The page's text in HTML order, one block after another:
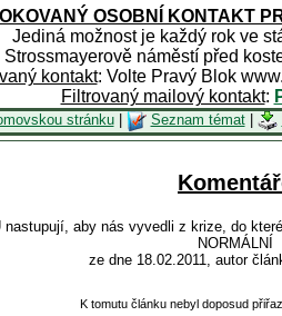
OSOBNÍ KONTAKT
Jediná možnost je každý rok ve
Strossmayerově náměstí před
kontakt: Volte Pravý Blok
Filtrovaný mailový kontakt:
stránku| Seznam témat|
aby nás vyvedli z krize, do
NORMÁLNÍ
ze dne 18.02.2011, autor
K tomutu článku nebyl doposud